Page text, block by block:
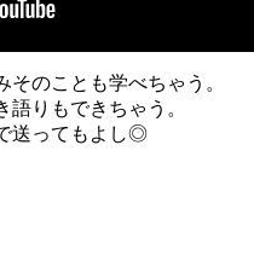
のことも学べちゃう。
りもできちゃう。
送ってもよし◎